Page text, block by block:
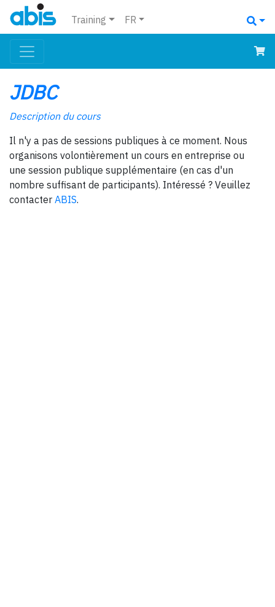
Training FR
JDBC
Description du cours
Il n'y a pas de sessions publiques à ce moment. Nous
organisons volontièrement un cours en entreprise ou
une session publique supplémentaire (en cas d'un
nombre suffisant de participants). Intéressé ? Veuillez
contacter ABIS.